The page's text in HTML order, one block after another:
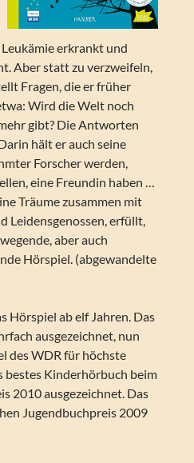
erkrankt und
Aber statt zu verzweifeln,
Fragen, die er früher
Wird die Welt noch
gibt? Die Antworten
hält er auch seine
Forscher werden,
eine Freundin haben …
Träume zusammen mit
Leidensgenossen, erfüllt,
aber auch
Hörspiel. (abgewandelte
Hörspiel ab elf Jahren. Das
ausgezeichnet, nun
des WDR für höchste
bestes Kinderhörbuch beim
2010 ausgezeichnet. Das
Jugendbuchpreis 2009